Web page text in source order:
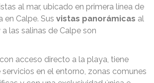
al mar, ubicado en primera línea de
en Calpe. Sus vistas panorámicas al
las salinas de Calpe son
acceso directo a la playa, tiene
en el entorno, zonas comunes